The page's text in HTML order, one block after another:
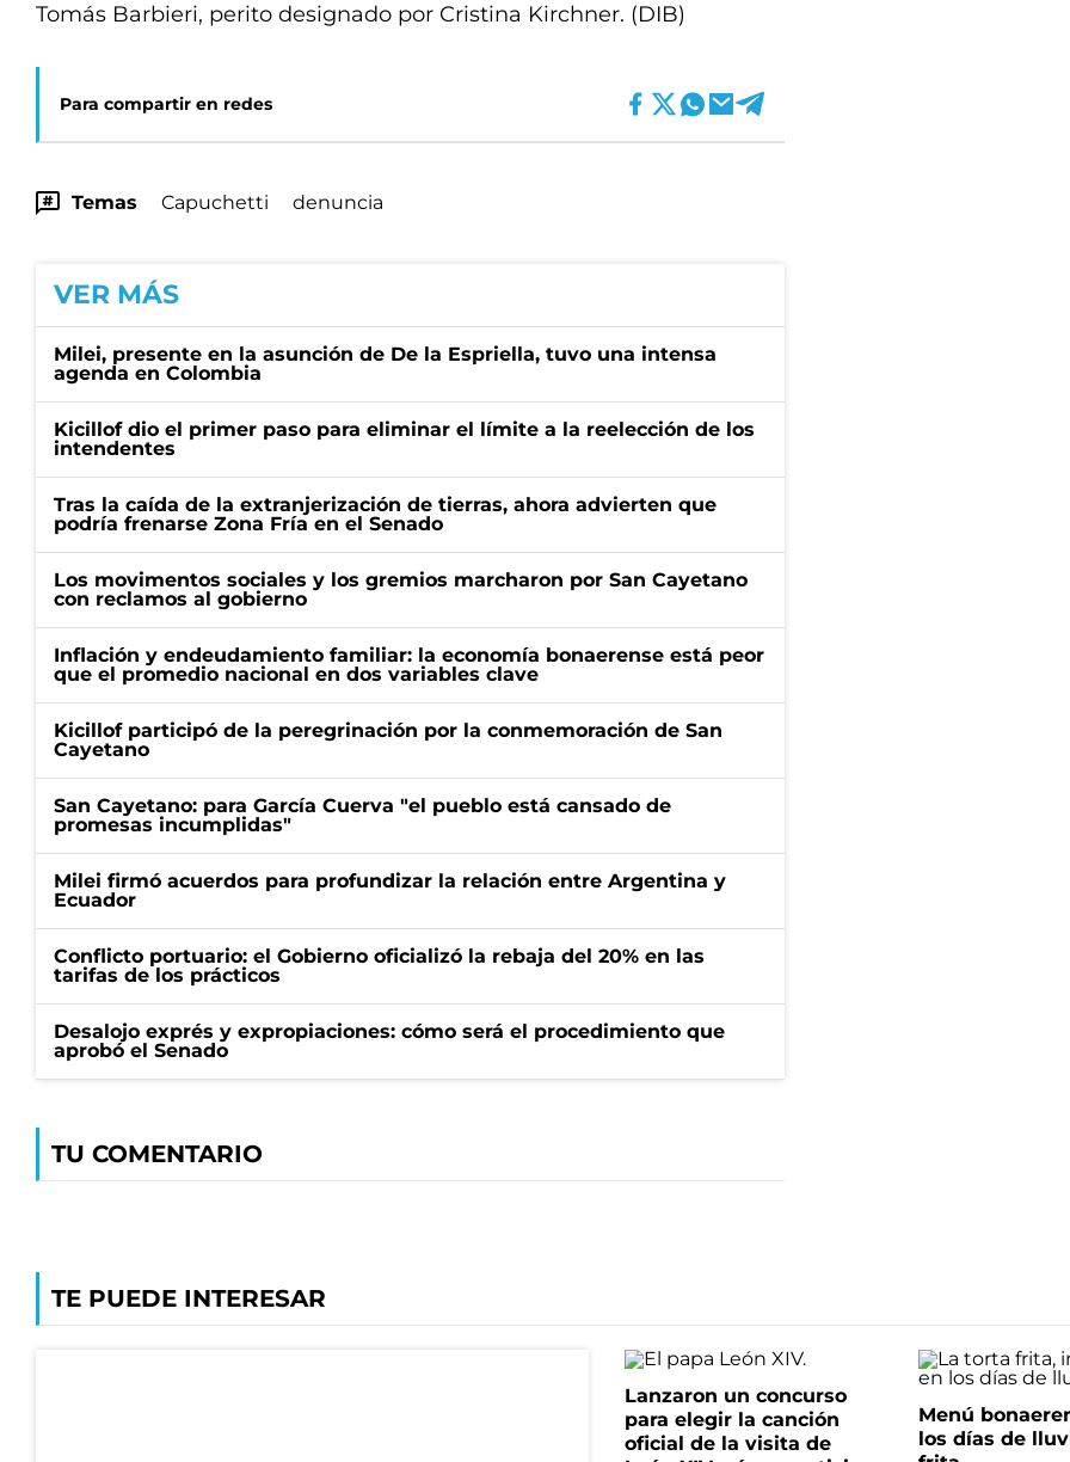
Tomás Barbieri, perito designado por Cristina Kirchner. (DIB)
Para compartir en redes
Temas Capuchetti denuncia
VER MÁS
Milei, presente en la asunción de De la Espriella, tuvo una intensa
agenda en Colombia
Kicillof dio el primer paso para eliminar el límite a la reelección de los
intendentes
Tras la caída de la extranjerización de tierras, ahora advierten que
podría frenarse Zona Fría en el Senado
Los movimentos sociales y los gremios marcharon por San Cayetano
con reclamos al gobierno
Inflación y endeudamiento familiar: la economía bonaerense está peor
que el promedio nacional en dos variables clave
Kicillof participó de la peregrinación por la conmemoración de San
Cayetano
San Cayetano: para García Cuerva "el pueblo está cansado de
promesas incumplidas"
Milei firmó acuerdos para profundizar la relación entre Argentina y
Ecuador
Conflicto portuario: el Gobierno oficializó la rebaja del 20% en las
tarifas de los prácticos
Desalojo exprés y expropiaciones: cómo será el procedimiento que
aprobó el Senado
TU COMENTARIO
TE PUEDE INTERESAR
Lanzaron un concurso
para elegir la canción
oficial de la visita de
Menú
los días de